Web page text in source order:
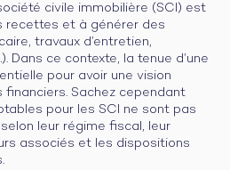
civile immobilière (SCI) est
recettes et à générer des
travaux d’entretien,
Dans ce contexte, la tenue d’une
pour avoir une vision
Sachez cependant
pour les SCI ne sont pas
leur régime fiscal, leur
associés et les dispositions